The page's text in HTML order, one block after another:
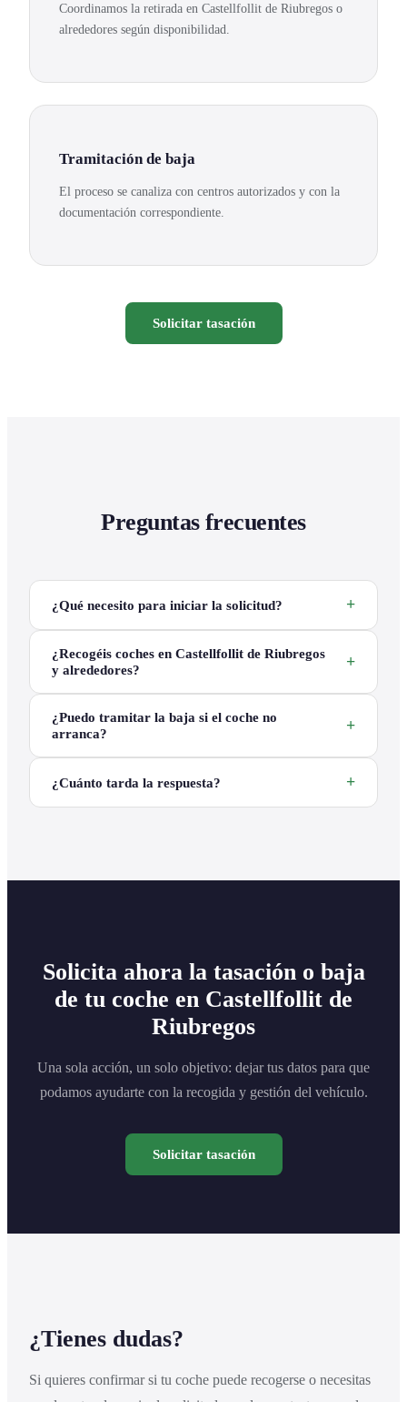
Coordinamos la retirada en Castellfollit de Riubregos o
alrededores según disponibilidad.
Tramitación de baja
El proceso se canaliza con centros autorizados y con la
documentación correspondiente.
Solicitar tasación
Preguntas frecuentes
¿Qué necesito para iniciar la solicitud?
¿Recogéis coches en Castellfollit de Riubregos
y alrededores?
¿Puedo tramitar la baja si el coche no
arranca?
¿Cuánto tarda la respuesta?
Solicita ahora la tasación o baja
de tu coche en Castellfollit de
Riubregos
Una sola acción, un solo objetivo: dejar tus datos para que
podamos ayudarte con la recogida y gestión del vehículo.
Solicitar tasación
¿Tienes dudas?
Si quieres confirmar si tu coche puede recogerse o necesitas